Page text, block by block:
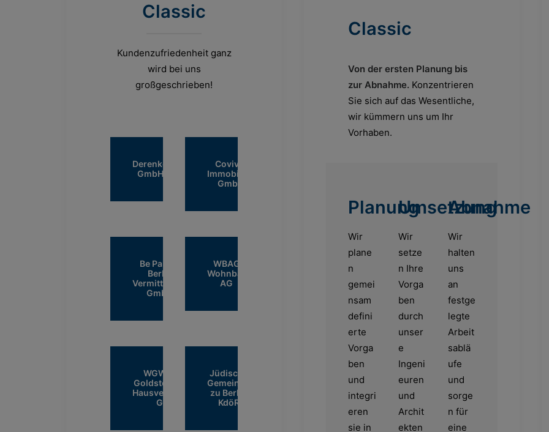
Classic
Kundenzufriedenheit ganz
wird bei uns
großgeschrieben!
Derenko
GmbH
Covivio
Immobilien
GmbH
Be Part of
Berlin
Vermittlungs
GmbH
WBAG
Wohnbar
AG
WGW – Werz
Goldstein & Werz
Hausverwaltungs
GmbH
Jüdische
Gemeinde
zu Berlin
KdöR
Classic
Von der ersten Planung bis
zur Abnahme. Konzentrieren
Sie sich auf das Wesentliche,
wir kümmern uns um Ihr
Vorhaben.
Planung
Wir
plane
n
gemei
nsam
defini
erte
Vorga
ben
und
integri
eren
sie in
Umsetzung
Wir
setze
n Ihre
Vorga
ben
durch
unser
e
Ingeni
euren
und
Archit
ekten
Abnahme
Wir
halten
uns
an
festge
legte
Arbeit
sablä
ufe
und
sorge
n für
eine